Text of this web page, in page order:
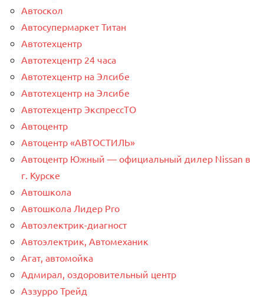
Автоскол
Автосупермаркет Титан
Автотехцентр
Автотехцентр 24 часа
Автотехцентр на Элсибе
Автотехцентр на Элсибе
Автотехцентр ЭкспрессТО
Автоцентр
Автоцентр «АВТОСТИЛЬ»
Автоцентр Южный — официальный дилер Nissan в
г. Курске
Автошкола
Автошкола Лидер Pro
Автоэлектрик-диагност
Автоэлектрик, Автомеханик
Агат, автомойка
Адмирал, оздоровительный центр
Аззурро Трейд